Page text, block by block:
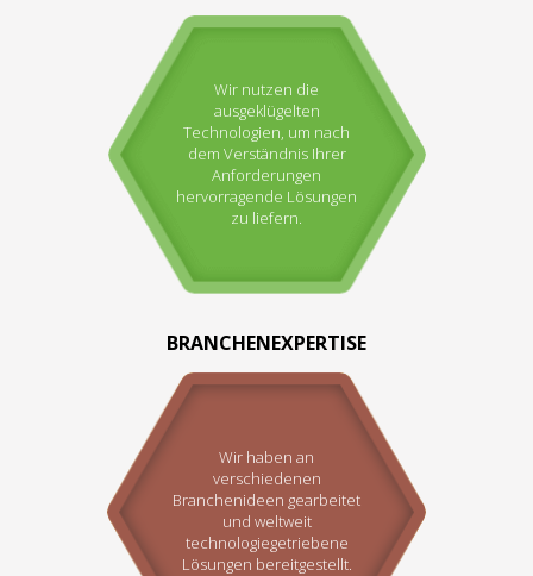
Wir nutzen die
ausgeklügelten
Technologien, um nach
dem Verständnis Ihrer
Anforderungen
hervorragende Lösungen
zu liefern.
BRANCHENEXPERTISE
Wir haben an
verschiedenen
Branchenideen gearbeitet
und weltweit
technologiegetriebene
Lösungen bereitgestellt.